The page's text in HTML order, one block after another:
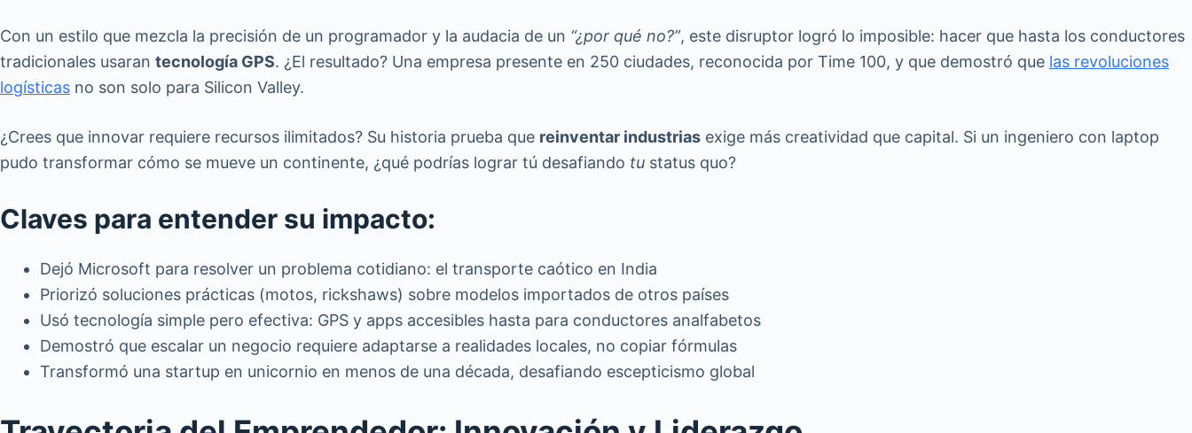
Con un estilo que mezcla la precisión de un programador y la audacia de un “¿por qué no?”, este disruptor logró lo imposible: hacer que hasta los conductores
tradicionales usaran tecnología GPS. ¿El resultado? Una empresa presente en 250 ciudades, reconocida por Time 100, y que demostró que las revoluciones
logísticas no son solo para Silicon Valley.
¿Crees que innovar requiere recursos ilimitados? Su historia prueba que reinventar industrias exige más creatividad que capital. Si un ingeniero con laptop
pudo transformar cómo se mueve un continente, ¿qué podrías lograr tú desafiando tu status quo?
Claves para entender su impacto:
Dejó Microsoft para resolver un problema cotidiano: el transporte caótico en India
Priorizó soluciones prácticas (motos, rickshaws) sobre modelos importados de otros países
Usó tecnología simple pero efectiva: GPS y apps accesibles hasta para conductores analfabetos
Demostró que escalar un negocio requiere adaptarse a realidades locales, no copiar fórmulas
Transformó una startup en unicornio en menos de una década, desafiando escepticismo global